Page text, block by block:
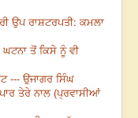
ਉਪ ਰਾਸ਼ਟਰਪਤੀ: ਕਮਲਾ
ਤੋਂ ਕਿਸੇ ਨੂੰ ਵੀ
--- ਉਜਾਗਰ ਸਿੰਘ
ਤੇਰੇ ਨਾਲ (ਪ੍ਰਵਾਸੀਆਂ